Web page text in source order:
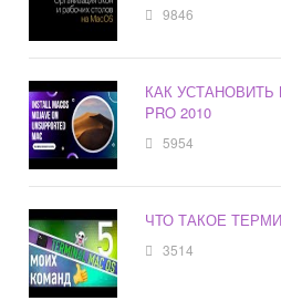
9846
КАК УСТАНОВИТЬ
PRO 2010
5954
ЧТО ТАКОЕ
3514